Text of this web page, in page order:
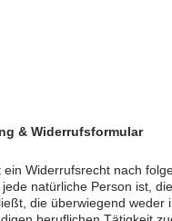
& Widerrufsformular
Widerrufsrecht nach
natürliche Person ist,
die überwiegend weder